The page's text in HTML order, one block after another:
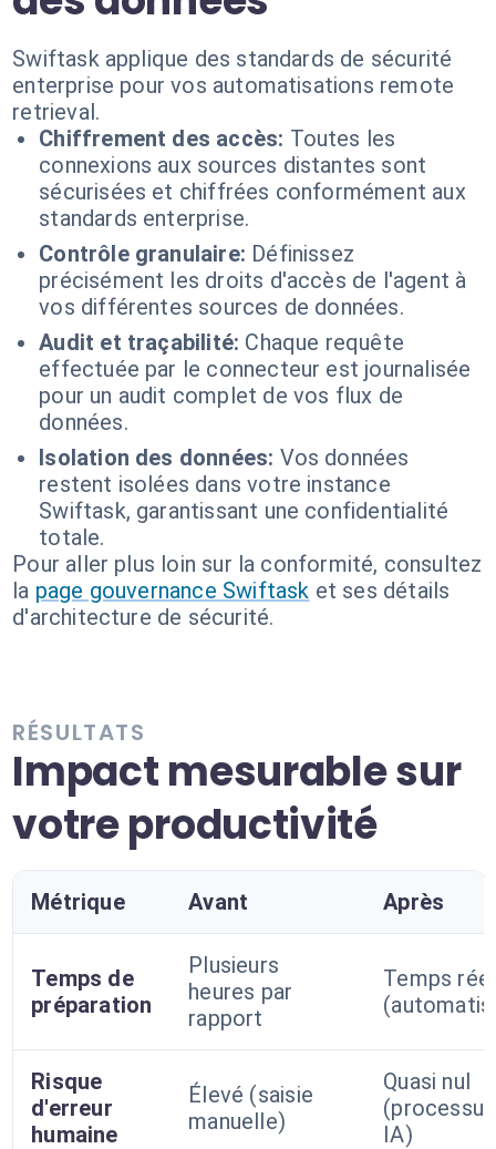
Swiftask applique des standards de sécurité
enterprise pour vos automatisations remote
retrieval.
Chiffrement des accès: Toutes les
connexions aux sources distantes sont
sécurisées et chiffrées conformément aux
standards enterprise.
Contrôle granulaire: Définissez
précisément les droits d'accès de l'agent à
vos différentes sources de données.
Audit et traçabilité: Chaque requête
effectuée par le connecteur est journalisée
pour un audit complet de vos flux de
données.
Isolation des données: Vos données
restent isolées dans votre instance
Swiftask, garantissant une confidentialité
totale.
Pour aller plus loin sur la conformité, consultez
la page gouvernance Swiftask et ses détails
d'architecture de sécurité.
RÉSULTATS
Impact mesurable sur
votre productivité
Métrique Avant Après
Temps de
préparation
Plusieurs
heures par
rapport
Temps réel
Risque
d'erreur
humaine
Élevé (saisie
manuelle)
Quasi nul
(processus
IA)